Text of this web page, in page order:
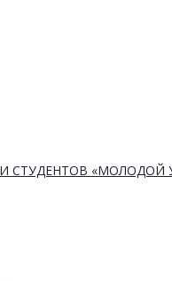
СТУДЕНТОВ «МОЛОДОЙ